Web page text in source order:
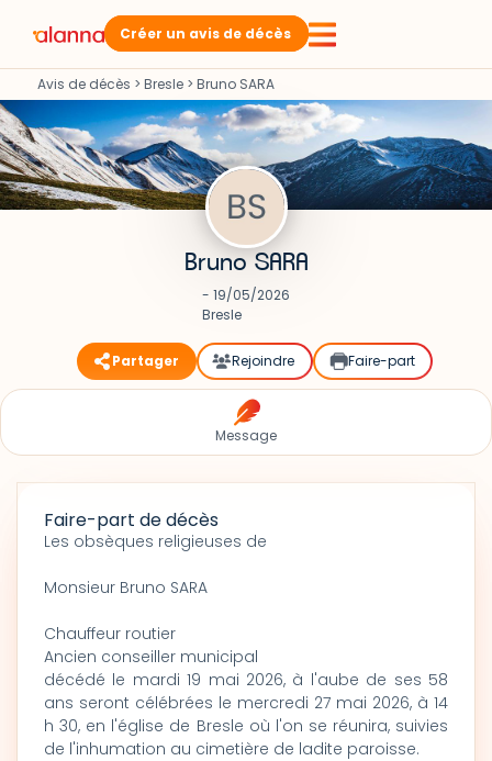
Créer un avis de décès
Avis de décès > Bresle > Bruno SARA
Bruno SARA
- 19/05/2026
Bresle
Partager Rejoindre Faire-part
Message
Faire-part de décès
Les obsèques religieuses de
Monsieur Bruno SARA
Chauffeur routier
Ancien conseiller municipal
décédé le mardi 19 mai 2026, à l'aube de ses 58
ans seront célébrées le mercredi 27 mai 2026, à 14
h 30, en l'église de Bresle où l'on se réunira, suivies
de l'inhumation au cimetière de ladite paroisse.